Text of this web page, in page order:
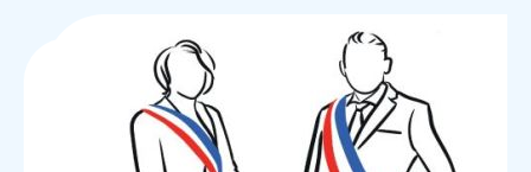
Retour aux actualités